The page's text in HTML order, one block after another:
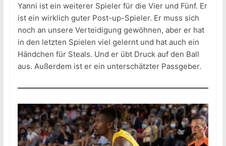
Yanni ist ein weiterer Spieler für die Vier und Fünf. Er
ist ein wirklich guter Post-up-Spieler. Er muss sich
noch an unsere Verteidigung gewöhnen, aber er hat
in den letzten Spielen viel gelernt und hat auch ein
Händchen für Steals. Und er übt Druck auf den Ball
aus. Außerdem ist er ein unterschätzter Passgeber.